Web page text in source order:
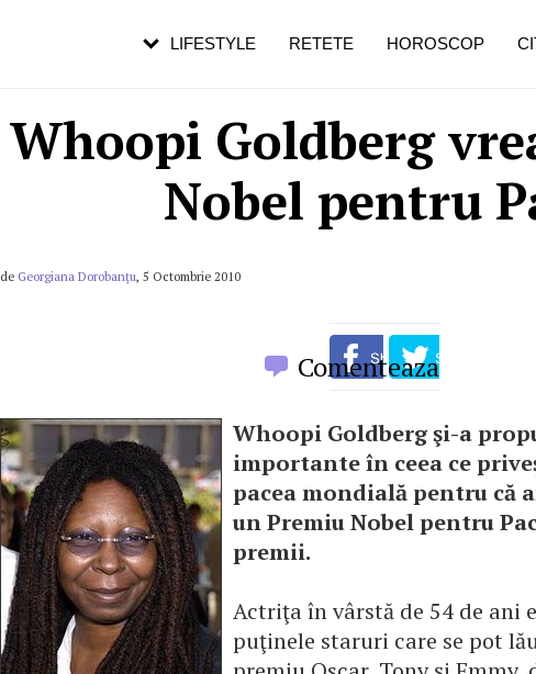
Whoopi Goldberg
Nobel pentru
de Georgiana Dorobanțu, 5 Octombrie 2010
Comenteaza
Whoopi Goldberg şi-a
importante în ceea ce
pacea mondială pentru că
un Premiu Nobel pentru
premii.
Actriţa în vârstă de 54 de ani
puţinele staruri care se pot
LIFESTYLE RETETE HOROSCOP
pe măsură ce înaintezi în